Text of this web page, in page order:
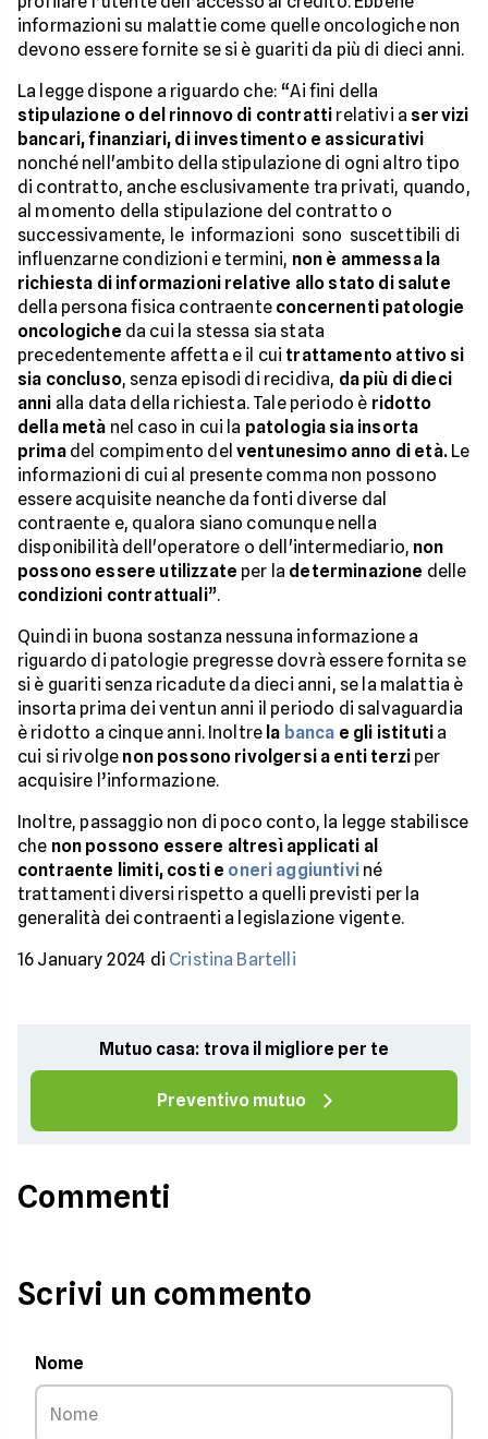
informazioni su malattie come quelle oncologiche non
devono essere fornite se si è guariti da più di dieci anni.
La legge dispone a riguardo che: “Ai fini della
stipulazione o del rinnovo di contratti relativi a servizi
bancari, finanziari, di investimento e assicurativi
nonché nell'ambito della stipulazione di ogni altro tipo
di contratto, anche esclusivamente tra privati, quando,
al momento della stipulazione del contratto o
successivamente, le informazioni sono suscettibili di
influenzarne condizioni e termini, non è ammessa la
richiesta di informazioni relative allo stato di salute
della persona fisica contraente concernenti patologie
oncologiche da cui la stessa sia stata
precedentemente affetta e il cui trattamento attivo si
sia concluso, senza episodi di recidiva, da più di dieci
anni alla data della richiesta. Tale periodo è ridotto
della metà nel caso in cui la patologia sia insorta
primadel compimento delventunesimo anno di età.Le
informazioni di cui al presente comma non possono
essere acquisite neanche da fonti diverse dal
contraente e, qualora siano comunque nella
disponibilità dell'operatore o dell'intermediario, non
possono essere utilizzate per la determinazione delle
condizioni contrattuali”.
Quindi in buona sostanza nessuna informazione a
riguardo di patologie pregresse dovrà essere fornita se
si è guariti senza ricadute da dieci anni, se la malattia è
insorta prima dei ventun anni il periodo di salvaguardia
è ridotto a cinque anni. Inoltre la banca e gli istituti a
cui si rivolge non possono rivolgersi a enti terzi per
acquisire l’informazione.
Inoltre, passaggio non di poco conto, la legge stabilisce
che non possono essere altresì applicati al
contraente limiti, costi e oneri aggiuntiviné
trattamenti diversi rispetto a quelli previsti per la
generalità dei contraenti a legislazione vigente.
16 January 2024 di Cristina Bartelli
Mutuo casa: trova il migliore per te
Preventivo mutuo
Commenti
Scrivi un commento
Nome